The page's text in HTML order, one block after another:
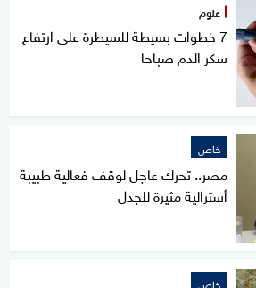
علوم
7 خطوات بسيطة للسيطرة على ارتفاع
سكر الدم صباحا
خاص
مصر.. تحرك عاجل لوقف فعالية طبيبة
أسترالية مثيرة للجدل
خاص